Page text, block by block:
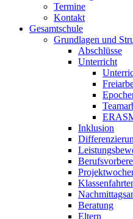
Termine
Kontakt
Gesamtschule
Grundlagen und
Abschlüsse
Unterricht
Inklusion
Beratung
Eltern